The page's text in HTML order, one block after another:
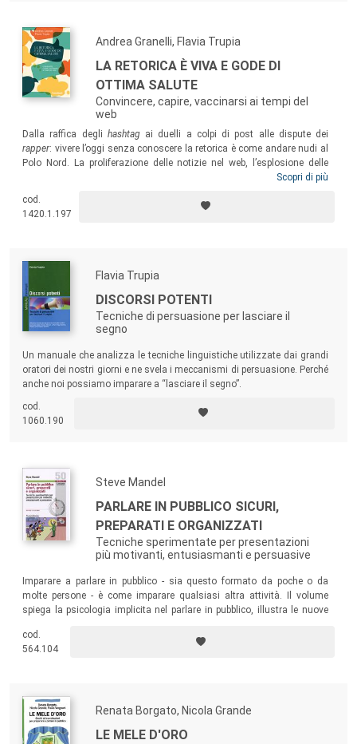
Andrea Granelli, Flavia Trupia
LA RETORICA È VIVA E GODE DI
OTTIMA SALUTE
Convincere, capire, vaccinarsi ai tempi del
web
Dalla raffica degli hashtagai duelli a colpi di post alle dispute dei
rapper: vivere l’oggi senza conoscere la retorica è come andare nudi al
Polo Nord. La proliferazione delle notizie nel web, l’esplosione delle
, il linguaggio del populismo o l’uso
Nuove sì, ma allo stesso tempo antiche. Partendo dalla domanda
“cos’è la retorica oggi?”, il volume vuole mostrare al lettore come essa
Scopri di più
cod.
1420.1.197
Flavia Trupia
DISCORSI POTENTI
Tecniche di persuasione per lasciare il
segno
Un manuale che analizza le tecniche linguistiche utilizzate dai grandi
oratori dei nostri giorni e ne svela i meccanismi di persuasione. Perché
anche noi possiamo imparare a “lasciare il segno”.
cod.
1060.190
Steve Mandel
PARLARE IN PUBBLICO SICURI,
PREPARATI E ORGANIZZATI
Tecniche sperimentate per presentazioni
più motivanti, entusiasmanti e persuasive
Imparare a parlare in pubblico - sia questo formato da poche o da
molte persone - è come imparare qualsiasi altra attività. Il volume
spiega la psicologia implicita nel parlare in pubblico, illustra le nuove
visivi e offre un insieme di consigli su come preparare e pronunciare
discorsi efficaci.
cod.
564.104
Renata Borgato, Nicola Grande
LE MELE D'ORO